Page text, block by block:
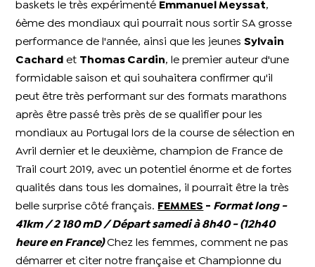
baskets le très expérimenté Emmanuel Meyssat,
6ème des mondiaux qui pourrait nous sortir SA grosse
performance de l'année, ainsi que les jeunesSylvain
Cachard et Thomas Cardin, le premier auteur d'une
formidable saison et qui souhaitera confirmer qu'il
peut être très performant sur des formats marathons
après être passé très près de se qualifier pour les
mondiaux au Portugal lors de la course de sélection en
Avril dernier et le deuxième, champion de France de
Trail court 2019, avec un potentiel énorme et de fortes
qualités dans tous les domaines, il pourrait être la très
belle surprise côté français.
FEMMES - Format long -
41km / 2 180 mD / Départ samedi à 8h40 - (12h40
heure en France)Chez les femmes, comment ne pas
démarrer et citer notre française et Championne du